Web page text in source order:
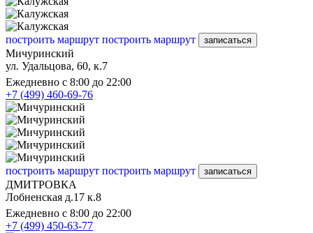
построить маршрут построить маршрут записаться
Мичуринский
ул. Удальцова, 60, к.7
Ежедневно с 8:00 до 22:00
+7 (499) 460-69-76
построить маршрут построить маршрут записаться
ДМИТРОВКА
Лобненская д.17 к.8
Ежедневно с 8:00 до 22:00
+7 (499) 450-63-77